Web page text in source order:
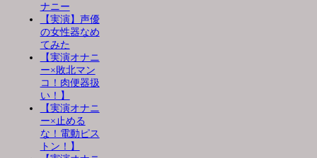
ナニー
【実演】声優
の女性器なめ
てみた
【実演オナニ
ー×敗北マン
コ！肉便器扱
い！】
【実演オナニ
ー×止める
な！電動ピス
トン！】